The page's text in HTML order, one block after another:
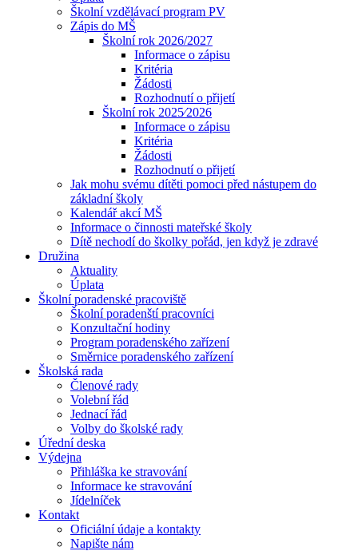
Školní vzdělávací program PV
Zápis do MŠ
Školní rok 2026/2027
Informace o zápisu
Kritéria
Žádosti
Rozhodnutí o přijetí
Školní rok 2025⁄2026
Informace o zápisu
Kritéria
Žádosti
Rozhodnutí o přijetí
Jak mohu svému dítěti pomoci před nástupem do
základní školy
Kalendář akcí MŠ
Informace o činnosti mateřské školy
Dítě nechodí do školky pořád, jen když je zdravé
Družina
Aktuality
Úplata
Školní poradenské pracoviště
Školní poradenští pracovníci
Konzultační hodiny
Program poradenského zařízení
Směrnice poradenského zařízení
Školská rada
Členové rady
Volební řád
Jednací řád
Volby do školské rady
Úřední deska
Výdejna
Přihláška ke stravování
Informace ke stravování
Jídelníček
Kontakt
Oficiální údaje a kontakty
Napište nám